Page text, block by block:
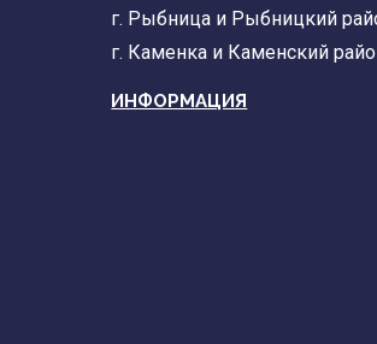
г. Рыбница и Рыбницкий
г. Каменка и Каменский
ИНФОРМАЦИЯ